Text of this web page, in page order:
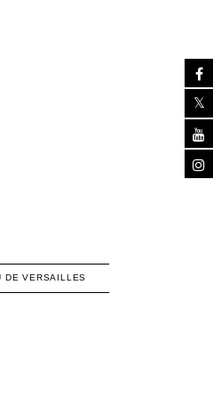
DE VERSAILLES